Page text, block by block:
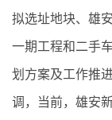
拟选址地块、雄
一期工程和二手
划方案及工作推
调，当前，雄安